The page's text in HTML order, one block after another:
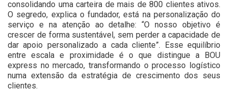
consolidando uma carteira de mais de 800 clientes ativos.
O segredo, explica o fundador, está na personalização do
serviço e na atenção ao detalhe: “O nosso objetivo é
crescer de forma sustentável, sem perder a capacidade de
dar apoio personalizado a cada cliente”. Esse equilíbrio
entre escala e proximidade é o que distingue a BOU
express no mercado, transformando o processo logístico
numa extensão da estratégia de crescimento dos seus
clientes.